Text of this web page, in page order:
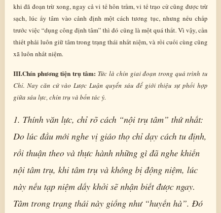
khi đã đoạn trừ xong, ngay cả vi tế hôn trầm, vi tế trạo cử cũng được trừ
sạch, lúc ấy tâm vào cảnh định một cách tương tục, nhưng nếu chấp
trước việc “dụng công định tâm” thì đó cũng là một quá thất. Vì vậy, cần
thiết phải luôn giữ tâm trong trạng thái nhất niệm, và rồi cuối cùng cũng
xã luôn nhất niệm.
III.Chín phương tiện trụ tâm: Tức là chín giai đoạn trong quá trình tu
Chỉ. Nay căn cứ vào Lược Luận quyển sáu để giới thiệu sự phối hợp
giữa sáu lực, chín trụ và bốn tác ý.
1. Thính văn lực, chỉ rõ cách “nội trụ tâm” thứ nhất:
Do lúc đầu mới nghe vị giáo thọ chỉ dạy cách tu định,
rồi thuận theo và thực hành những gì đã nghe khiến
nội tâm trụ, khi tâm trụ và không bị động niệm, lúc
này nếu tạp niệm dấy khởi sẽ nhận biết được ngay.
Tâm trong trạng thái này giống như “huyến hà”. Đó